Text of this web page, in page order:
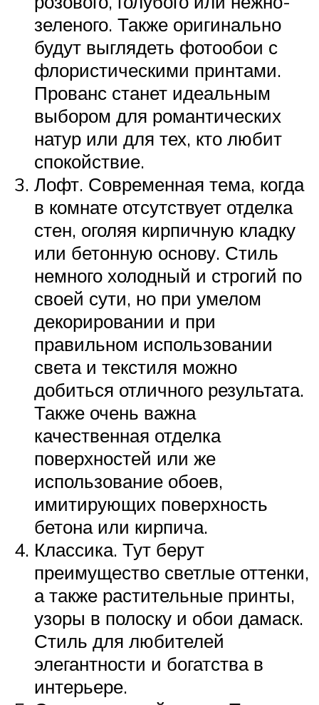
зеленого. Также оригинально
будут выглядеть фотообои с
флористическими принтами.
Прованс станет идеальным
выбором для романтических
натур или для тех, кто любит
спокойствие.
Лофт. Современная тема, когда
в комнате отсутствует отделка
стен, оголяя кирпичную кладку
или бетонную основу. Стиль
немного холодный и строгий по
своей сути, но при умелом
декорировании и при
правильном использовании
света и текстиля можно
добиться отличного результата.
Также очень важна
качественная отделка
поверхностей или же
использование обоев,
имитирующих поверхность
бетона или кирпича.
Классика. Тут берут
преимущество светлые оттенки,
а также растительные принты,
узоры в полоску и обои дамаск.
Стиль для любителей
элегантности и богатства в
интерьере.